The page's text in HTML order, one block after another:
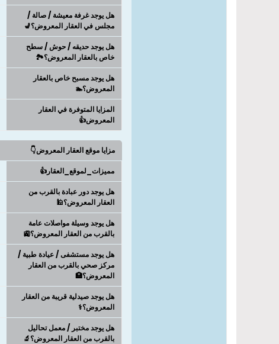
هل يوجد غرفة معيشة / صالة /
مجلس في العقار المعروض؟💺
هل يوجد حديقه / حوش / سطح
خاص بالعقار المعروض؟🏞️
هل يوجد مسبح خاص بالعقار
المعروض؟🏊
المزايا المتوفرة في العقار
المعروض👍
مزايا موقع العقار المعروض👇
مميزات_لموقع_العقار👍
هل يوجد دور عبادة بالقرب من
العقار المعروض؟🕌
هل يوجد وسيلة مواصلات عامة
بالقرب من العقار المعروض؟🚉
هل يوجد مستشفى / عيادة طبية /
مركز صحي بالقرب من العقار
المعروض؟🏥
هل يوجد صيدلية قريبة من العقار
المعروض؟⚕️
هل يوجد مختبر / معمل تحاليل
بالقرب من العقار المعروض؟🔬